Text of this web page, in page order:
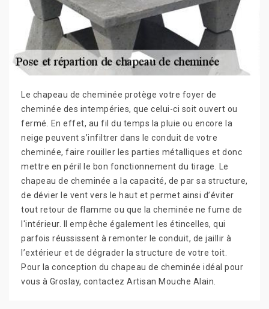
Le chapeau de cheminée protège votre foyer de
cheminée des intempéries, que celui-ci soit ouvert ou
fermé. En effet, au fil du temps la pluie ou encore la
neige peuvent s’infiltrer dans le conduit de votre
cheminée, faire rouiller les parties métalliques et donc
mettre en péril le bon fonctionnement du tirage. Le
chapeau de cheminée a la capacité, de par sa structure,
de dévier le vent vers le haut et permet ainsi d’éviter
tout retour de flamme ou que la cheminée ne fume de
l'intérieur. Il empêche également les étincelles, qui
parfois réussissent à remonter le conduit, de jaillir à
l’extérieur et de dégrader la structure de votre toit.
Pour la conception du chapeau de cheminée idéal pour
vous à Groslay, contactez Artisan Mouche Alain.